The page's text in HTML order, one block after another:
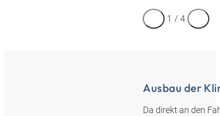
1 / 4
Ausbau der
Da direkt an den